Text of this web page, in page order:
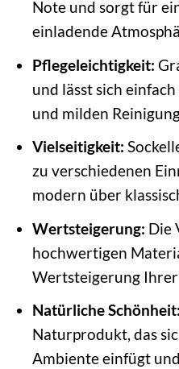
Note und sorgt für
einladende
Pflegeleichtigkeit:
und lässt sich
und milden
Vielseitigkeit:
zu verschiedenen
modern über
Wertsteigerung: Die
hochwertigen
Wertsteigerung Ihrer
Natürliche Schönheit:
Naturprodukt, das
Ambiente einfügt